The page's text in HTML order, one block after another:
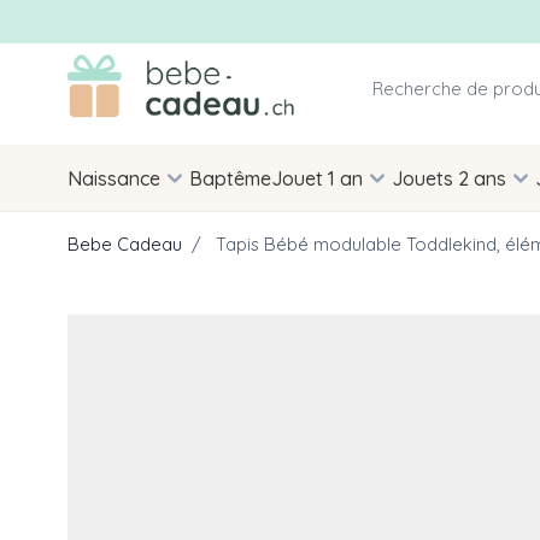
Allez au contenu
Naissance BaptêmeJouet 1 an Jouets 2 ans
Bebe Cadeau / Tapis Bébé modulable Toddlekind,